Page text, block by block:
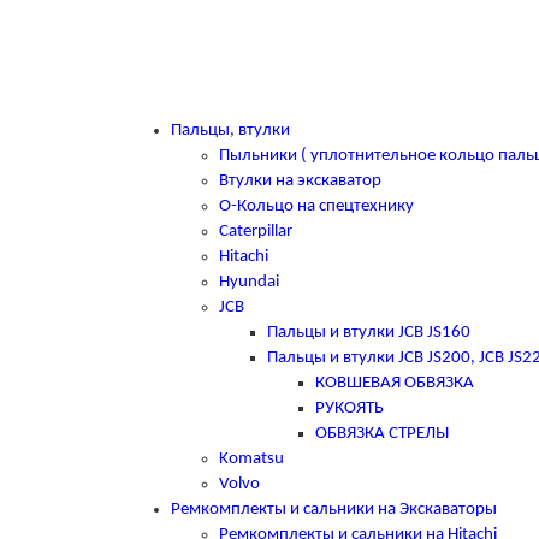
Пальцы, втулки
Пыльники ( уплотнительное кольцо
Втулки на экскаватор
О-Кольцо на спецтехнику
Caterpillar
Hitachi
Hyundai
JCB
Пальцы и втулки JCB JS160
Пальцы и втулки JCB JS200, JCB
КОВШЕВАЯ ОБВЯЗКА
РУКОЯТЬ
ОБВЯЗКА СТРЕЛЫ
Komatsu
Volvo
Ремкомплекты и сальники на Экскаваторы
Ремкомплекты и сальники на Hitachi